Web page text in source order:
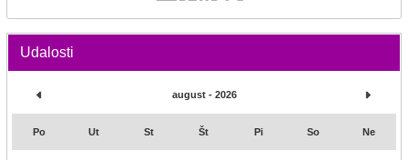
Udalosti
august - 2026
Po Ut St Št Pi So Ne